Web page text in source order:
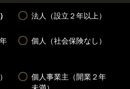
法人（設立２年以上）
個人（社会保険なし）
個人事業主（開業２年